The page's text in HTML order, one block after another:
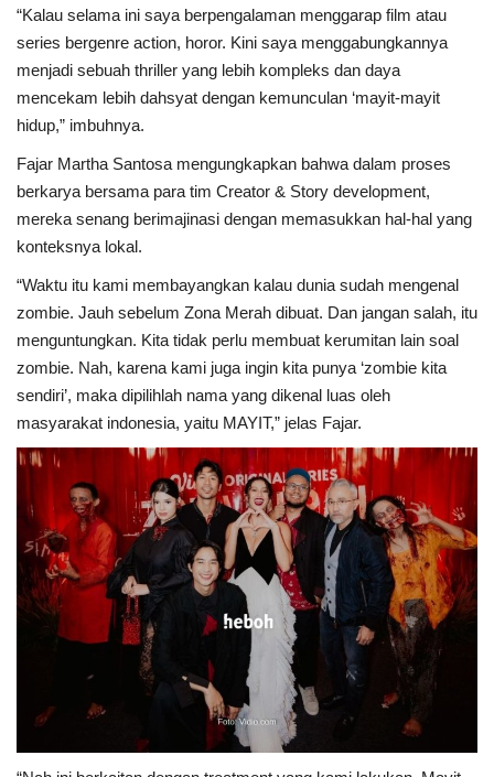
“Kalau selama ini saya berpengalaman menggarap film atau
series bergenre action, horor. Kini saya menggabungkannya
menjadi sebuah thriller yang lebih kompleks dan daya
mencekam lebih dahsyat dengan kemunculan ‘mayit-mayit
hidup,” imbuhnya.
Fajar Martha Santosa mengungkapkan bahwa dalam proses
berkarya bersama para tim Creator & Story development,
mereka senang berimajinasi dengan memasukkan hal-hal yang
konteksnya lokal.
“Waktu itu kami membayangkan kalau dunia sudah mengenal
zombie. Jauh sebelum Zona Merah dibuat. Dan jangan salah, itu
menguntungkan. Kita tidak perlu membuat kerumitan lain soal
zombie. Nah, karena kami juga ingin kita punya ‘zombie kita
sendiri’, maka dipilihlah nama yang dikenal luas oleh
masyarakat indonesia, yaitu MAYIT,” jelas Fajar.